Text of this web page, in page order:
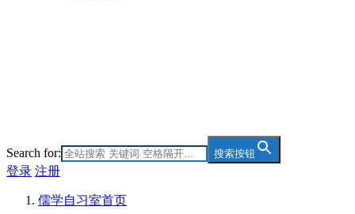
Search for: 搜索按钮
登录 注册
儒学自习室首页